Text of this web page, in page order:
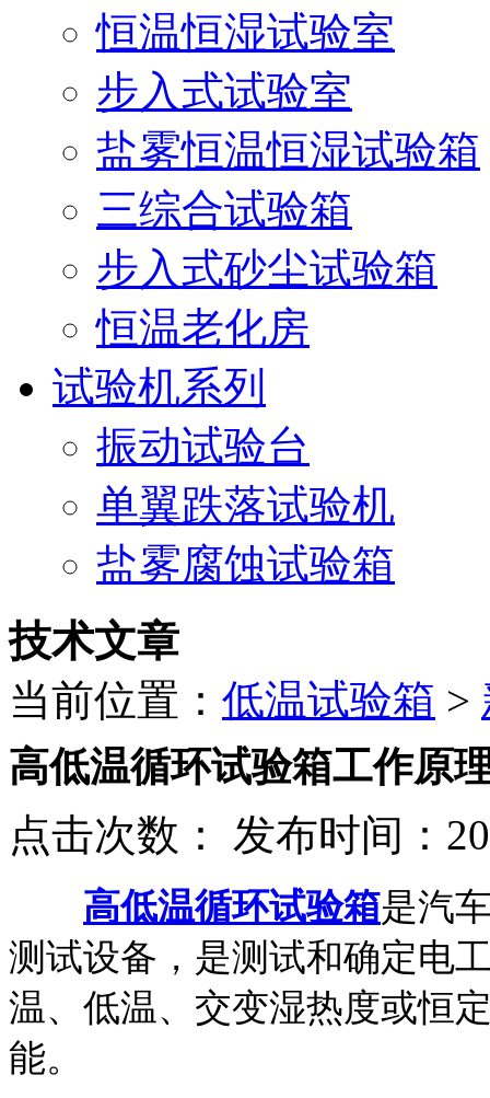
恒温恒湿试验室
步入式试验室
盐雾恒温恒湿试验箱
三综合试验箱
步入式砂尘试验箱
恒温老化房
试验机系列
振动试验台
单翼跌落试验机
盐雾腐蚀试验箱
技术文章
当前位置： 低温试验箱 >
高低温循环试验箱工作原
点击次数： 发布时间：
高低温循环试验箱是汽
测试设备，是测试和确定电
温、低温、交变湿热度或恒
能。